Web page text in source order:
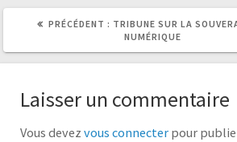
PRÉCÉDENT :
ARTICLE
PRÉCÉDENT
TRIBUNE SUR LA
NUMÉRIQUE
ARTICLE
SUIVANT
Laisser un commentaire
Vous devezvous connecter pour